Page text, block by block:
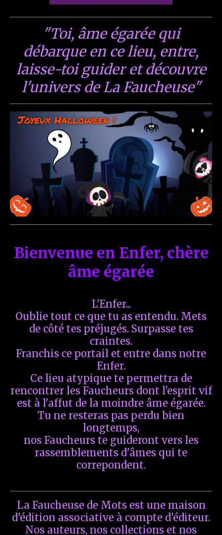
"Toi, âme égarée qui
débarque en ce lieu, entre,
laisse-toi guider et découvre
l'univers de La Faucheuse"
Bienvenue en Enfer, chère
âme égarée
L'Enfer...
Oublie tout ce que tu as entendu. Mets
de côté tes préjugés. Surpasse tes
craintes.
Franchis ce portail et entre dans notre
Enfer.
Ce lieu atypique te permettra de
rencontrer les Faucheurs dont l'esprit vif
est à l'affut de la moindre âme égarée.
Tu ne resteras pas perdu bien
longtemps,
nos Faucheurs te guideront vers les
rassemblements d'âmes qui te
correpondent.
La Faucheuse de Mots est une maison
d'édition associative à compte d'éditeur.
Nos auteurs, nos collections et nos